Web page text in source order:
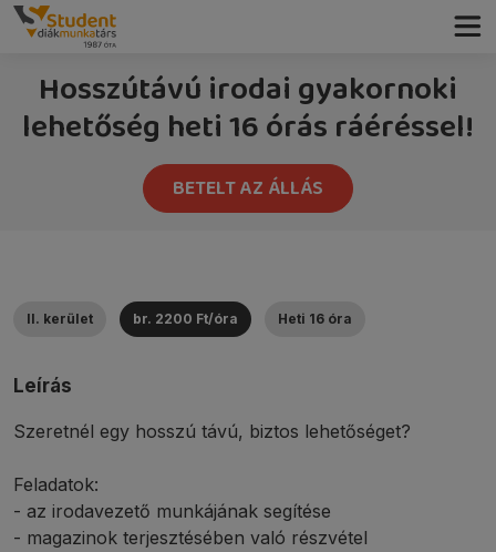
Hosszútávú irodai gyakornoki
lehetőség heti 16 órás ráéréssel!
BETELT AZ ÁLLÁS
II. kerület br. 2200 Ft/óra Heti 16 óra
Leírás
Szeretnél egy hosszú távú, biztos lehetőséget?
Feladatok:
- az irodavezető munkájának segítése
- magazinok terjesztésében való részvétel